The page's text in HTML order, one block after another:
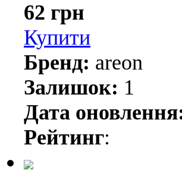
62 грн
Купити
Бренд: areon
Залишок: 1
Дата
Рейтинг: